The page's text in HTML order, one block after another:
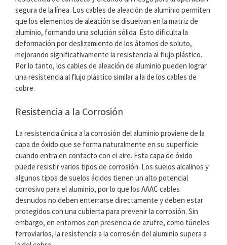
segura de la línea. Los cables de aleación de aluminio permiten
que los elementos de aleación se disuelvan en la matriz de
aluminio, formando una solución sólida. Esto dificulta la
deformación por deslizamiento de los átomos de soluto,
mejorando significativamente la resistencia al flujo plástico.
Por lo tanto, los cables de aleación de aluminio pueden lograr
una resistencia al flujo plástico similar a la de los cables de
cobre.
Resistencia a la Corrosión
La resistencia única a la corrosión del aluminio proviene de la
capa de óxido que se forma naturalmente en su superficie
cuando entra en contacto con el aire. Esta capa de óxido
puede resistir varios tipos de corrosión. Los suelos alcalinos y
algunos tipos de suelos ácidos tienen un alto potencial
corrosivo para el aluminio, por lo que los AAAC cables
desnudos no deben enterrarse directamente y deben estar
protegidos con una cubierta para prevenir la corrosión. Sin
embargo, en entornos con presencia de azufre, como túneles
ferroviarios, la resistencia a la corrosión del aluminio supera a